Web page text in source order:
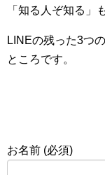
「知る人ぞ知る」
LINEの残った3つ
ところです。
お名前 (必須)